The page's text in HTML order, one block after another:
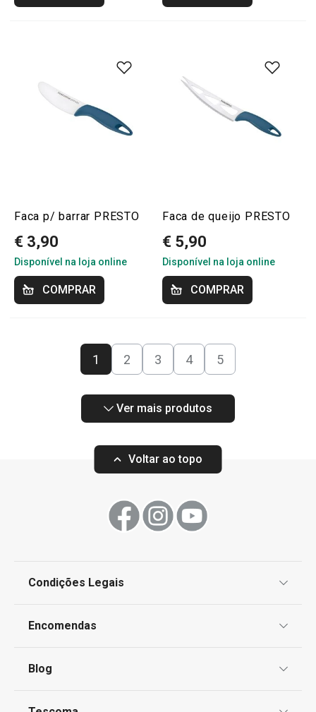
Faca p/ barrar PRESTO
€ 3,90
Disponível na loja online
COMPRAR
Faca de queijo PRESTO
€ 5,90
Disponível na loja online
COMPRAR
1 2 3 4 5
Ver mais produtos
Voltar ao topo
Condições Legais
Livro de Reclamações
Encomendas
Blog